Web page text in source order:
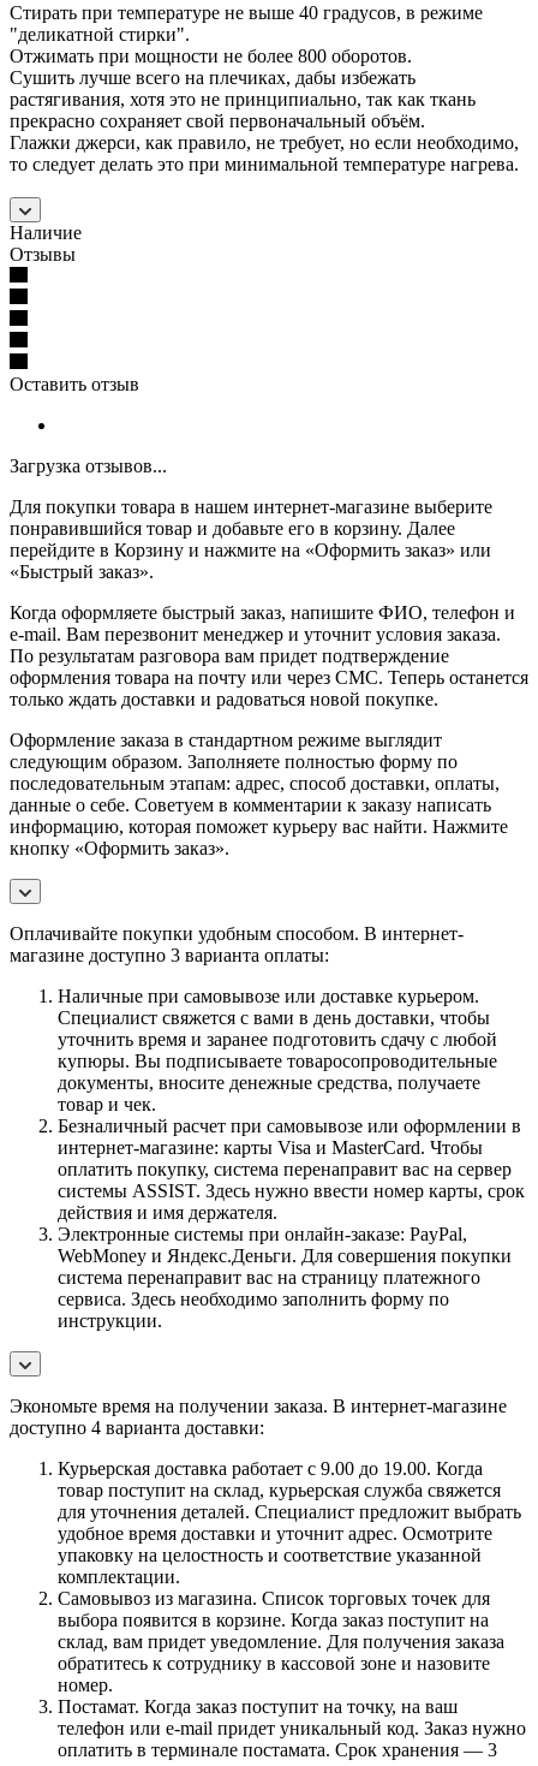
Стирать при температуре не выше 40 градусов, в режиме
"деликатной стирки".
Отжимать при мощности не более 800 оборотов.
Сушить лучше всего на плечиках, дабы избежать
растягивания, хотя это не принципиально, так как ткань
прекрасно сохраняет свой первоначальный объём.
Глажки джерси, как правило, не требует, но если необходимо,
то следует делать это при минимальной температуре нагрева.
Наличие
Отзывы
Оставить отзыв
Загрузка отзывов...
Для покупки товара в нашем интернет-магазине выберите
понравившийся товар и добавьте его в корзину. Далее
перейдите в Корзину и нажмите на «Оформить заказ» или
«Быстрый заказ».
Когда оформляете быстрый заказ, напишите ФИО, телефон и
e-mail. Вам перезвонит менеджер и уточнит условия заказа.
По результатам разговора вам придет подтверждение
оформления товара на почту или через СМС. Теперь останется
только ждать доставки и радоваться новой покупке.
Оформление заказа в стандартном режиме выглядит
следующим образом. Заполняете полностью форму по
последовательным этапам: адрес, способ доставки, оплаты,
данные о себе. Советуем в комментарии к заказу написать
информацию, которая поможет курьеру вас найти. Нажмите
кнопку «Оформить заказ».
Оплачивайте покупки удобным способом. В интернет-
магазине доступно 3 варианта оплаты:
Наличные при самовывозе или доставке курьером.
Специалист свяжется с вами в день доставки, чтобы
уточнить время и заранее подготовить сдачу с любой
купюры. Вы подписываете товаросопроводительные
документы, вносите денежные средства, получаете
товар и чек.
Безналичный расчет при самовывозе или оформлении в
интернет-магазине: карты Visa и MasterCard. Чтобы
оплатить покупку, система перенаправит вас на сервер
системы ASSIST. Здесь нужно ввести номер карты, срок
действия и имя держателя.
Электронные системы при онлайн-заказе: PayPal,
WebMoney и Яндекс.Деньги. Для совершения покупки
система перенаправит вас на страницу платежного
сервиса. Здесь необходимо заполнить форму по
инструкции.
Экономьте время на получении заказа. В интернет-магазине
доступно 4 варианта доставки:
Курьерская доставка работает с 9.00 до 19.00. Когда
товар поступит на склад, курьерская служба свяжется
для уточнения деталей. Специалист предложит выбрать
удобное время доставки и уточнит адрес. Осмотрите
упаковку на целостность и соответствие указанной
комплектации.
Самовывоз из магазина. Список торговых точек для
выбора появится в корзине. Когда заказ поступит на
склад, вам придет уведомление. Для получения заказа
обратитесь к сотруднику в кассовой зоне и назовите
номер.
Постамат. Когда заказ поступит на точку, на ваш
телефон или e-mail придет уникальный код. Заказ нужно
оплатить в терминале постамата. Срок хранения — 3